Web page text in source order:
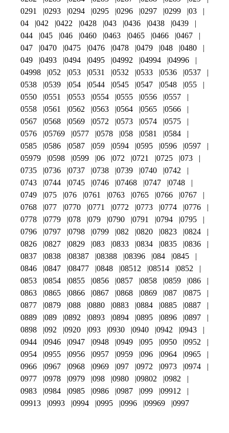
0291
0293 0294 0295 0296 0297 0299
03
04
042 0422 0428 043 0436 0438
0439
044
045 046 0460 0463 0465 0466
0467
047
0470 0475 0476 0478 0479 048
0480
049
0493 0494 0495 04992 04994
04996
04998
052 053 0531 0532 0533 0536
0537
0538
0539 054 0544 0545 0547 0548
055
0550
0551 0553 0554 0555 0556
0557
0558
0561 0562 0563 0564 0565
0566
0567
0568 0569 0572 0573 0574
0575
0576
05769 0577 0578 058 0581
0584
0585
0586 0587 059 0594 0595 0596
0597
05979
0598 0599 06 072 0721 0725
073
0735
0736 0737 0738 0739 0740
0742
0743
0744 0745 0746 07468 0747
0748
0749
075 076 0761 0763 0765 0766
0767
0768
077 0770 0771 0772 0773 0774
0776
0778
0779 078 079 0790 0791 0794
0795
0796
0797 0798 0799 082 0820 0823
0824
0826
0827 0829 083 0833 0834 0835
0836
0837
0838 08387 08388 08396 084
0845
0846
0847 08477 0848 08512 08514
0852
0853
0854 0855 0856 0857 0858 0859
086
0863
0865 0866 0867 0868 0869 087
0875
0877
0879 088 0880 0883 0884 0885
0887
0889
089 0892 0893 0894 0895 0896
0897
0898
092 0920 093 0930 0940 0942
0943
0944
0946 0947 0948 0949 095 0950
0952
0954
0955 0956 0957 0959 096 0964
0965
0966
0967 0968 0969 097 0972 0973
0974
0977
0978 0979 098 0980 09802
0982
0983
0984 0985 0986 0987 099
09912
09913
0993 0994 0995 0996 09969 0997